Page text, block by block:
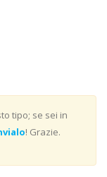
tipo; se sei in
! Grazie.